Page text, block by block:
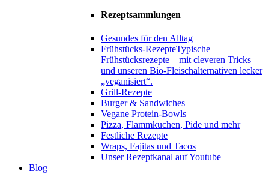
Rezeptsammlungen
Gesundes für den Alltag
Frühstücks-RezepteTypische
Frühstücksrezepte – mit cleveren Tricks
und unseren Bio-Fleischalternativen lecker
„veganisiert“.
Grill-Rezepte
Burger & Sandwiches
Vegane Protein-Bowls
Pizza, Flammkuchen, Pide und mehr
Festliche Rezepte
Wraps, Fajitas und Tacos
Unser Rezeptkanal auf Youtube
Blog